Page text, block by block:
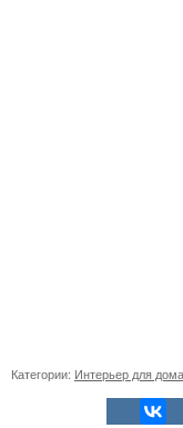
Категории: Интерьер для дома